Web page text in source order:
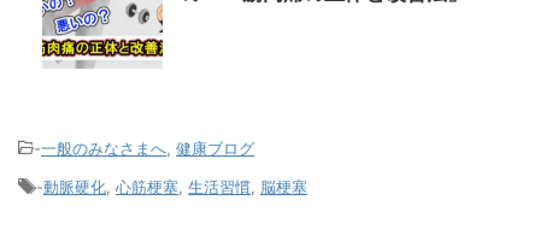
-一般のみなさまへ 健康ブログ
-動脈硬化 心筋梗塞 生活習慣 脳梗塞